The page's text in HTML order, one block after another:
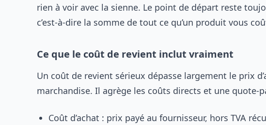
rien à voir avec la sienne. Le point de départ reste
c’est-à-dire la somme de tout ce qu’un produit vous
Ce que le coût de revient inclut vraiment
Un coût de revient sérieux dépasse largement le prix
marchandise. Il agrège les coûts directs et une quote-
Coût d’achat : prix payé au fournisseur, hors TVA